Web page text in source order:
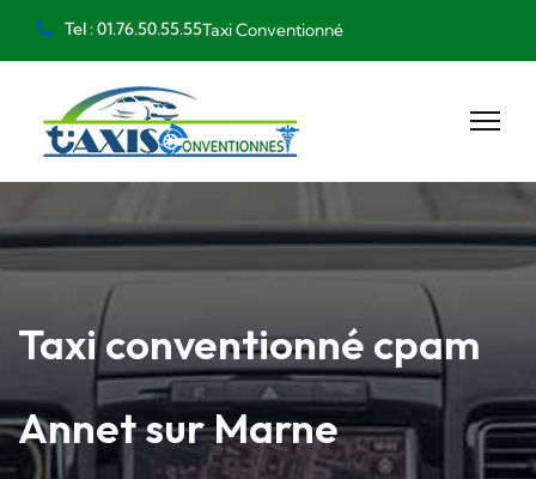
Tel : 01.76.50.55.55Taxi Conventionné
Taxi conventionné cpam
Annet sur Marne